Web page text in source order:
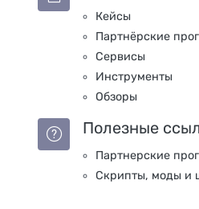
Кейсы
Партнёрские
Сервисы
Инструменты
Обзоры
Полезные
Партнерские
Скрипты, моды и